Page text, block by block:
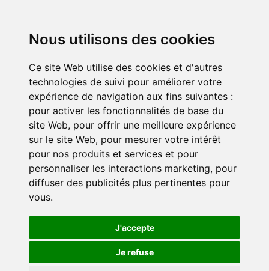
Nous utilisons des cookies
Ce site Web utilise des cookies et d'autres
technologies de suivi pour améliorer votre
expérience de navigation aux fins suivantes :
pour activer les fonctionnalités de base du
site Web, pour offrir une meilleure expérience
sur le site Web, pour mesurer votre intérêt
pour nos produits et services et pour
personnaliser les interactions marketing, pour
diffuser des publicités plus pertinentes pour
vous.
J'accepte
Je refuse